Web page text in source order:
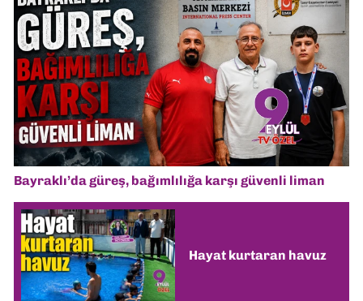
Bayraklı’da güreş, bağımlılığa karşı güvenli liman
Hayat kurtaran havuz